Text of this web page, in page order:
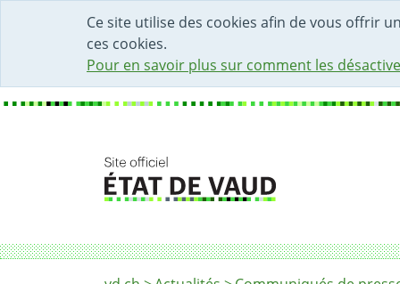
Ce site utilise des cookies afin de vous offrir
ces cookies.
Pour en savoir plus sur comment les
DÉBUT DU CONTENU DE LA PAGE
ACCÈS AU CHAMP DE RECHERCHE
PAGE D'ACCUEIL
FORMULAIRE DE CONTACT
Fil d'Ariane